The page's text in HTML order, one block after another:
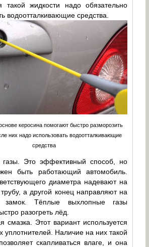
такой жидкости надо обязательно
водоотталкивающие средства.
керосина помогают быстро разморозить
них надо использовать водоотталкивающие
средства
газы. Это эффективный способ, но
быть работающий автомобиль.
диаметра надевают на
а другой конец направляют на
замок. Тёплые выхлопные газы
разогреть лёд.
смазка. Этот вариант используется
уплотнителей. Наличие на них такой
скапливаться влаге, и она